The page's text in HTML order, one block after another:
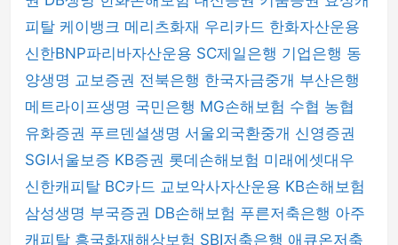
피탈 케이뱅크 메리츠화재 우리카드 한화자산운용
신한BNP파리바자산운용 SC제일은행 기업은행 동
양생명 교보증권 전북은행 한국자금중개 부산은행
메트라이프생명 국민은행 MG손해보험 수협 농협
유화증권 푸르덴셜생명 서울외국환중개 신영증권
SGI서울보증 KB증권 롯데손해보험 미래에셋대우
신한캐피탈 BC카드 교보악사자산운용 KB손해보험
삼성생명 부국증권 DB손해보험 푸른저축은행 아주
캐피탈 흥국화재해상보험 SBI저축은행 애큐온저축